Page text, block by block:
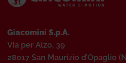
Giacomini S.p.A.
Via per Alzo, 39
28017 San Maurizio d’Opaglio